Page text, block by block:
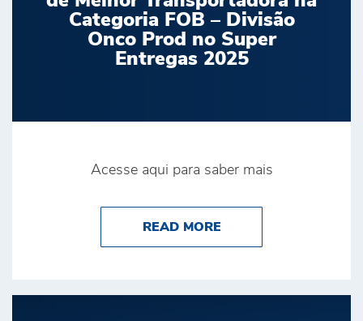
Categoria FOB – Divisão
Onco Prod no Super
Entregas 2025
Acesse aqui para saber mais
READ MOREABOUT BRINK’S